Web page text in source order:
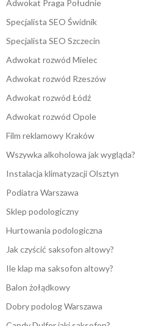
Adwokat Praga Południe
Specjalista SEO Świdnik
Specjalista SEO Szczecin
Adwokat rozwód Mielec
Adwokat rozwód Rzeszów
Adwokat rozwód Łódź
Adwokat rozwód Opole
Film reklamowy Kraków
Wszywka alkoholowa jak wygląda?
Instalacja klimatyzacji Olsztyn
Podiatra Warszawa
Sklep podologiczny
Hurtowania podologiczna
Jak czyścić saksofon altowy?
Ile klap ma saksofon altowy?
Balon żołądkowy
Dobry podolog Warszawa